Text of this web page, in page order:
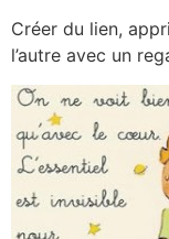
Créer du lien,
l’autre avec un